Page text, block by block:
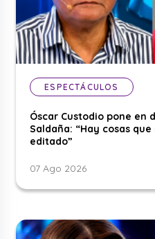
ESPECTÁCULOS
Óscar Custodio pone en
Saldaña: “Hay cosas
editado”
07 Ago 2026